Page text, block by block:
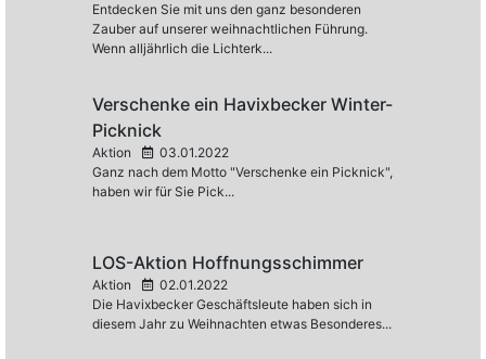
Entdecken Sie mit uns den ganz besonderen
Zauber auf unserer weihnachtlichen Führung.
Wenn alljährlich die Lichterk...
Verschenke ein Havixbecker Winter-
Picknick
Aktion
03.01.2022
Ganz nach dem Motto "Verschenke ein Picknick",
haben wir für Sie Pick...
LOS-Aktion Hoffnungsschimmer
Aktion
02.01.2022
Die Havixbecker Geschäftsleute haben sich in
diesem Jahr zu Weihnachten etwas Besonderes...